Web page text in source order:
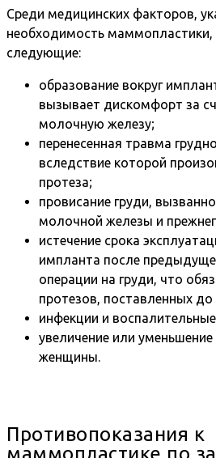
Среди медицинских факторов,
необходимость
следующие:
образование вокруг
вызывает дискомфорт за
молочную железу;
перенесенная травма
вследствие которой
протеза;
провисание груди,
молочной железы и
истечение срока
импланта после
операции на груди, что
протезов, поставленных до
инфекции и
увеличение или
женщины.
Противопоказания к
маммопластике по